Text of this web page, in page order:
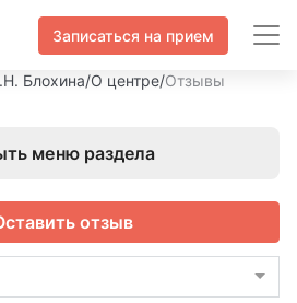
Записаться на прием
Блохина/О центре/Отзывы
меню раздела
отзыв